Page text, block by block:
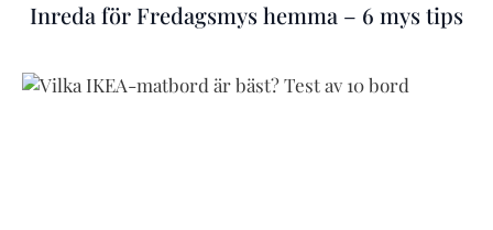
Inreda för Fredagsmys hemma – 6 mys tips